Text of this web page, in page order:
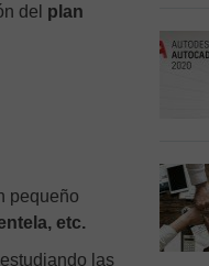
del plan
pequeño
etc.
las